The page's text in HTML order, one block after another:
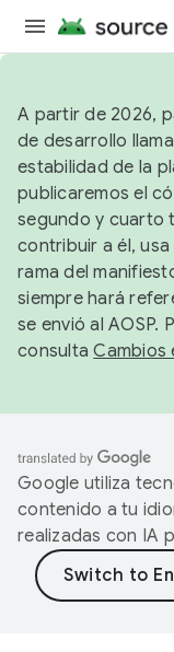
A partir de 2026,
de desarrollo
estabilidad de la
publicaremos el
segundo y cuarto
contribuir a él, usa
rama del
siempre hará
se envió al AOSP.
consultaCambios
Google utiliza
contenido a tu
realizadas con IA